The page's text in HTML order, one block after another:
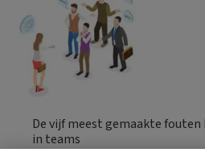
De vijf meest gemaakte
in teams